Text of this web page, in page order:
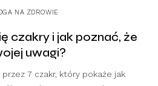
NA ZDROWIE
czakry i jak poznać, że
uwagi?
7 czakr, który pokaże jak